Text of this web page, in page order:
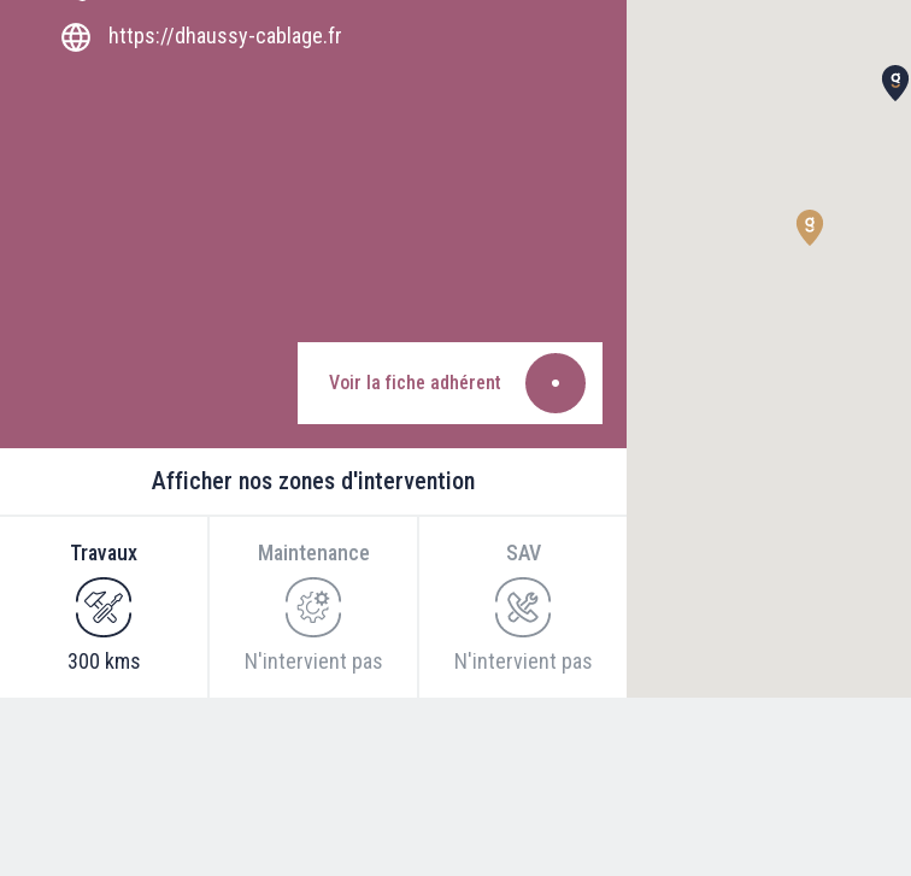
https://dhaussy-cablage.fr
Voir la fiche adhérent
Afficher nos zones d'intervention
Travaux
300 kms
Maintenance
N'intervient pas
SAV
N'intervient pas